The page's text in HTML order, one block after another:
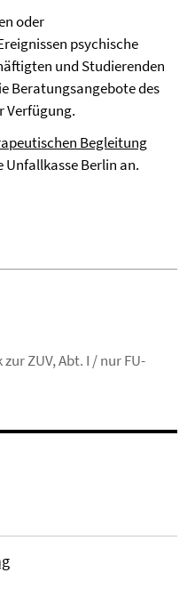
oder
psychische
und Studierenden
Beratungsangebote des
Verfügung.
Begleitung
Unfallkasse Berlin an.
ZUV, Abt. I / nur FU-